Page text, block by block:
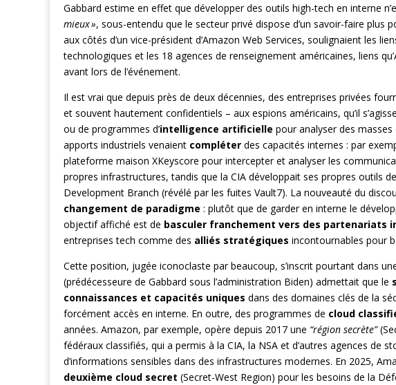
Gabbard estime en effet que développer des outils high-tech en interne
mieux », sous-entendu que le secteur privé dispose d’un savoir-faire plus
aux côtés d’un vice-président d’Amazon Web Services, soulignaient les
technologiques et les 18 agences de renseignement américaines, liens
avant lors de l’événement.
Il est vrai que depuis près de deux décennies, des entreprises privées
et souvent hautement confidentiels – aux espions américains, qu’il
ou de programmes d’intelligence artificielle pour analyser des masses
apports industriels venaient compléter des capacités internes : par
plateforme maison XKeyscore pour intercepter et analyser les
propres infrastructures, tandis que la CIA développait ses propres outils
Development Branch (révélé par les fuites Vault7). La nouveauté du
changement de paradigme : plutôt que de garder en interne le
objectif affiché est de basculer franchement vers des partenariats
entreprises tech comme des alliés stratégiques incontournables pour
Cette position, jugée iconoclaste par beaucoup, s’inscrit pourtant dans
(prédécesseure de Gabbard sous l’administration Biden) admettait que le
connaissances et capacités uniques dans des domaines clés de la
forcément accès en interne. En outre, des programmes de cloud
années. Amazon, par exemple, opère depuis 2017 une “région secrète”
fédéraux classifiés, qui a permis à la CIA, la NSA et d’autres agences de
d’informations sensibles dans des infrastructures modernes. En 2025,
deuxième cloud secret (Secret-West Region) pour les besoins de la